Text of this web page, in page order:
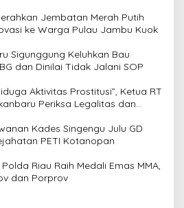
Jembatan Merah Putih
ke Warga Pulau Jambu Kuok
Sigunggung Keluhkan Bau
dan Dinilai Tidak Jalani SOP
Aktivitas Prostitusi”, Ketua RT
Periksa Legalitas dan
Kades Singengu Julu GD
PETI Kotanopan
Riau Raih Medali Emas MMA,
dan Porprov